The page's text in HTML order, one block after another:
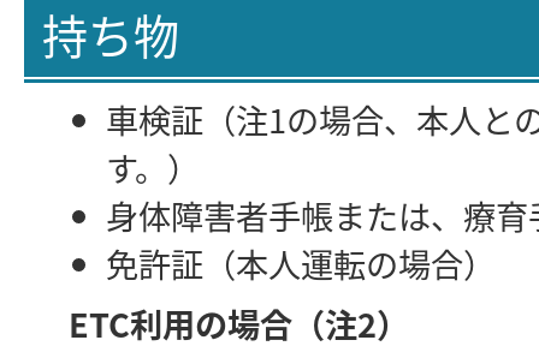
持ち物
車検証（注1の場合、本人と
す。）
身体障害者手帳または、療育
免許証（本人運転の場合）
ETC利用の場合（注2）